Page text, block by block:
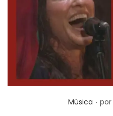
Posted in
Música . por